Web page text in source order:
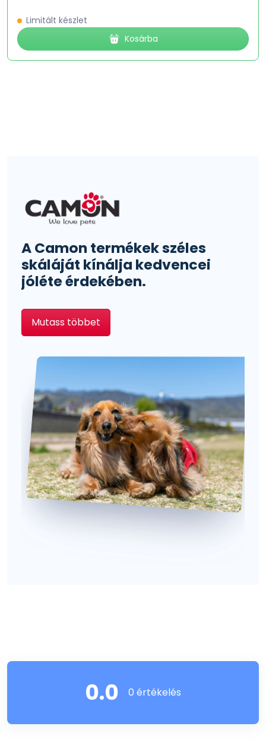
Limitált készlet
Kosárba
A Camon termékek széles
skáláját kínálja kedvencei
jóléte érdekében.
Mutass többet
0.0 0 értékelés